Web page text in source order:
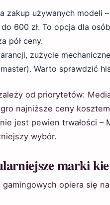
zakup używanych modeli
600 zł. To opcja dla
pół ceny.
zużycie
Warto sprawdzić
od priorytetów:
najniższe ceny
jest pewien trwałości
wybór.
marki
opiera się